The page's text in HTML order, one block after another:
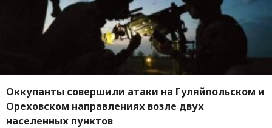
Оккупанты совершили атаки на Гуляйпольском и
Ореховском направлениях возле двух
населенных пунктов